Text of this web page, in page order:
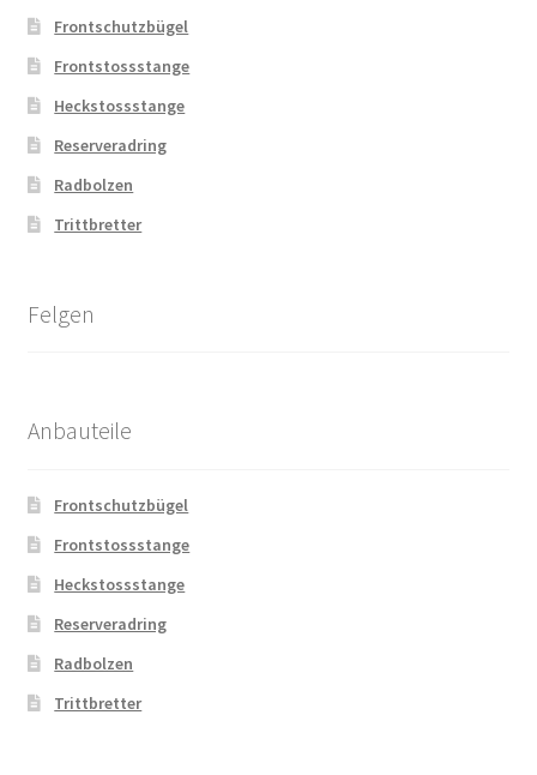
Frontschutzbügel
Frontstossstange
Heckstossstange
Reserveradring
Radbolzen
Trittbretter
Felgen
Anbauteile
Frontschutzbügel
Frontstossstange
Heckstossstange
Reserveradring
Radbolzen
Trittbretter